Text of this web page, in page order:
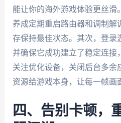
能让你的海外游戏体验更丝滑
养成定期重启路由器和调制解
存保持最佳状态。其次，登录
并确保它成功建立了稳定连接
关注优化设备，关闭后台多余
资源给游戏本身，让每一帧画
四、告别卡顿，